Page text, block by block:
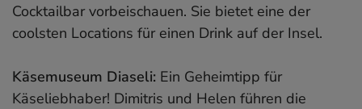
Cocktailbar vorbeischauen. Sie bietet eine der
coolsten Locations für einen Drink auf der Insel.
Käsemuseum Diaseli: Ein Geheimtipp für
Käseliebhaber! Dimitris und Helen führen die